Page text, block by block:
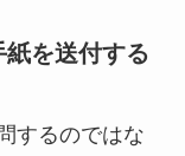
を送付する
するのではな